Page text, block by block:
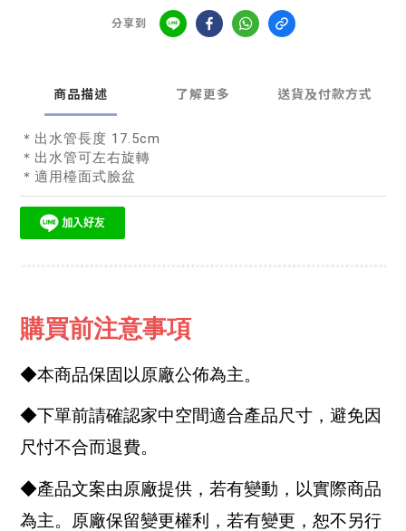
分享到
商品描述 了解更多 送貨及付款方式
＊出水管長度 17.5cm
＊出水管可左右旋轉
＊適用檯面式臉盆
購買前注意事項
◆本商品保固以原廠公佈為主。
◆下單前請確認家中空間適合產品尺寸，避免因
尺忖不合而退費。
◆產品文案由原廠提供，若有變動，以實際商品
為主。原廠保留變更權利，若有變更，恕不另行